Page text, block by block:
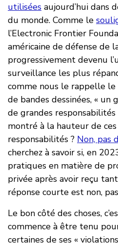
utilisées aujourd’hui dans
du monde. Comme le
l’Electronic Frontier
américaine de défense de
progressivement devenu
surveillance les plus
comme nous le rappelle le
de bandes dessinées, «
de grandes responsabilités
montré à la hauteur de
responsabilités ? Non, pas
cherchez à savoir si, en
pratiques en matière de
privée après avoir reçu
réponse courte est non,
Le bon côté des choses,
commence à être tenu
certaines de ses «